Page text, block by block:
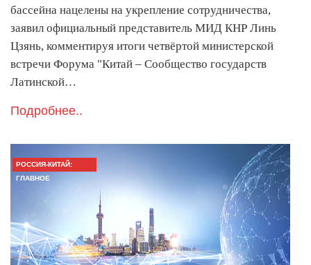
бассейна нацелены на укрепление сотрудничества,
заявил официальный представитель МИД КНР Линь
Цзянь, комментируя итоги четвёртой министерской
встречи Форума "Китай – Сообщество государств
Латинской…
Подробнее..
РОССИЯ-КИТАЙ:
ГЛАВНОЕ